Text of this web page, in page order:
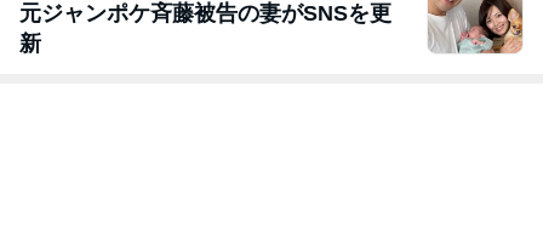
元ジャンポケ斉藤被告の妻がSNSを更
新